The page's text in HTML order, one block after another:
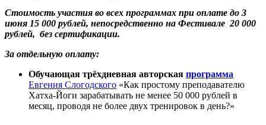
Стоимость участия во всех программах при оплате до 3
июня 15 000 рублей, непосредственно на Фестивале 20 000
рублей, без сертификации.
За отдельную оплату:
Обучающая трёхдневная авторская программа
Евгения Слогодского «Как простому преподавателю
Хатха-Йоги зарабатывать не менее 50 000 рублей в
месяц, проводя не более двух тренировок в день?»